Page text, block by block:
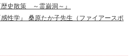
歴史散策 ～霊巌洞～』
感性学』 桑原たか子先生（ファイアースポ